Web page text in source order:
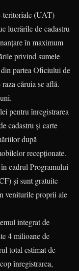
teritoriale (UAT)
lucrările de cadastru
în maximum
privind sumele
partea Oficiului de
căruia se află.
pentru înregistrarea
cadastru și carte
după
recepționate.
cadrul Programului
și sunt gratuite
veniturile proprii ale
integrat de
4 milioane de
total estimat de
înregistrarea,